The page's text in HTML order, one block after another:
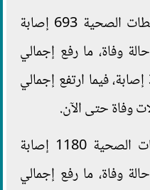
وفي سريلانكا ، سجلت السلطات الصحية 693 إصابة
جديدة بفيروس كورونا و16 حالة وفاة، ما رفع إجمالي
الإصابات إلى 547 ألفا و 346 إصابة، فيما ارتفع إجمالي
وفي ميانمار، سجلت السلطات الصحية 1180 إصابة
جديدة بفيروس كورونا و14 حالة وفاة، ما رفع إجمالي